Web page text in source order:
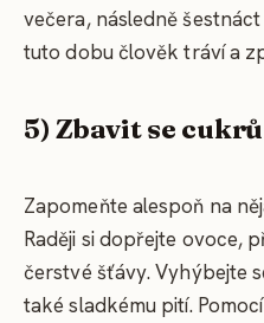
večera, následně
tuto dobu člověk tráví a
5) Zbavit se cukrů
Zapomeňte alespoň na
Raději si dopřejte ovoce,
čerstvé šťávy. Vyhýbejte
také sladkému pití. Pomocí